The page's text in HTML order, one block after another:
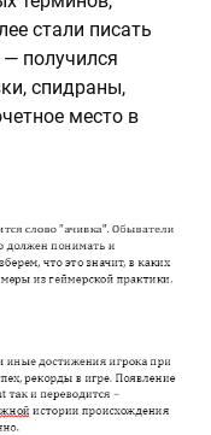
стали писать
получился
спидраны,
место в